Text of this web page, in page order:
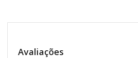
Avaliações